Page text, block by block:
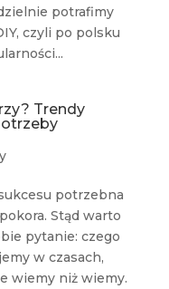
potrafimy
czyli po polsku
Trendy
potrzebna
Stąd warto
pytanie: czego
w czasach,
wiemy niż wiemy.